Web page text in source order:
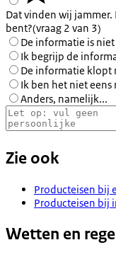
Dat vinden wij
bent?(vraag 2 van 3)
De informatie is
Ik begrijp de
De informatie klopt
Ik ben het niet eens
Anders, namelijk...
Zie ook
Producteisen bij
Producteisen bij
Wetten en